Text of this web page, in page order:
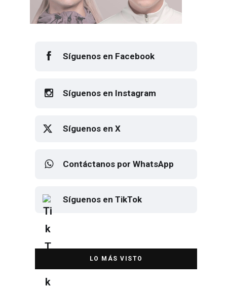
Síguenos en Facebook
Síguenos en Instagram
Síguenos en X
Contáctanos por WhatsApp
Síguenos en TikTok
DESTACADA
Elton John regresa a CDMX para
despedirse en el Estadio Banorte